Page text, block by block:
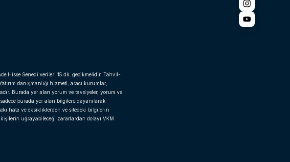
Hisse Senedi verileri 15 dk. gecikmelidir. Tahvil-
danışmanlığı hizmeti; aracı kurumlar,
Burada yer alan yorum ve tavsiyeler, yorum ve
burada yer alan bilgilere dayanılarak
hata ve eksikliklerden ve sitedeki bilgilerin
uğrayabileceği zararlardan dolayı VKM